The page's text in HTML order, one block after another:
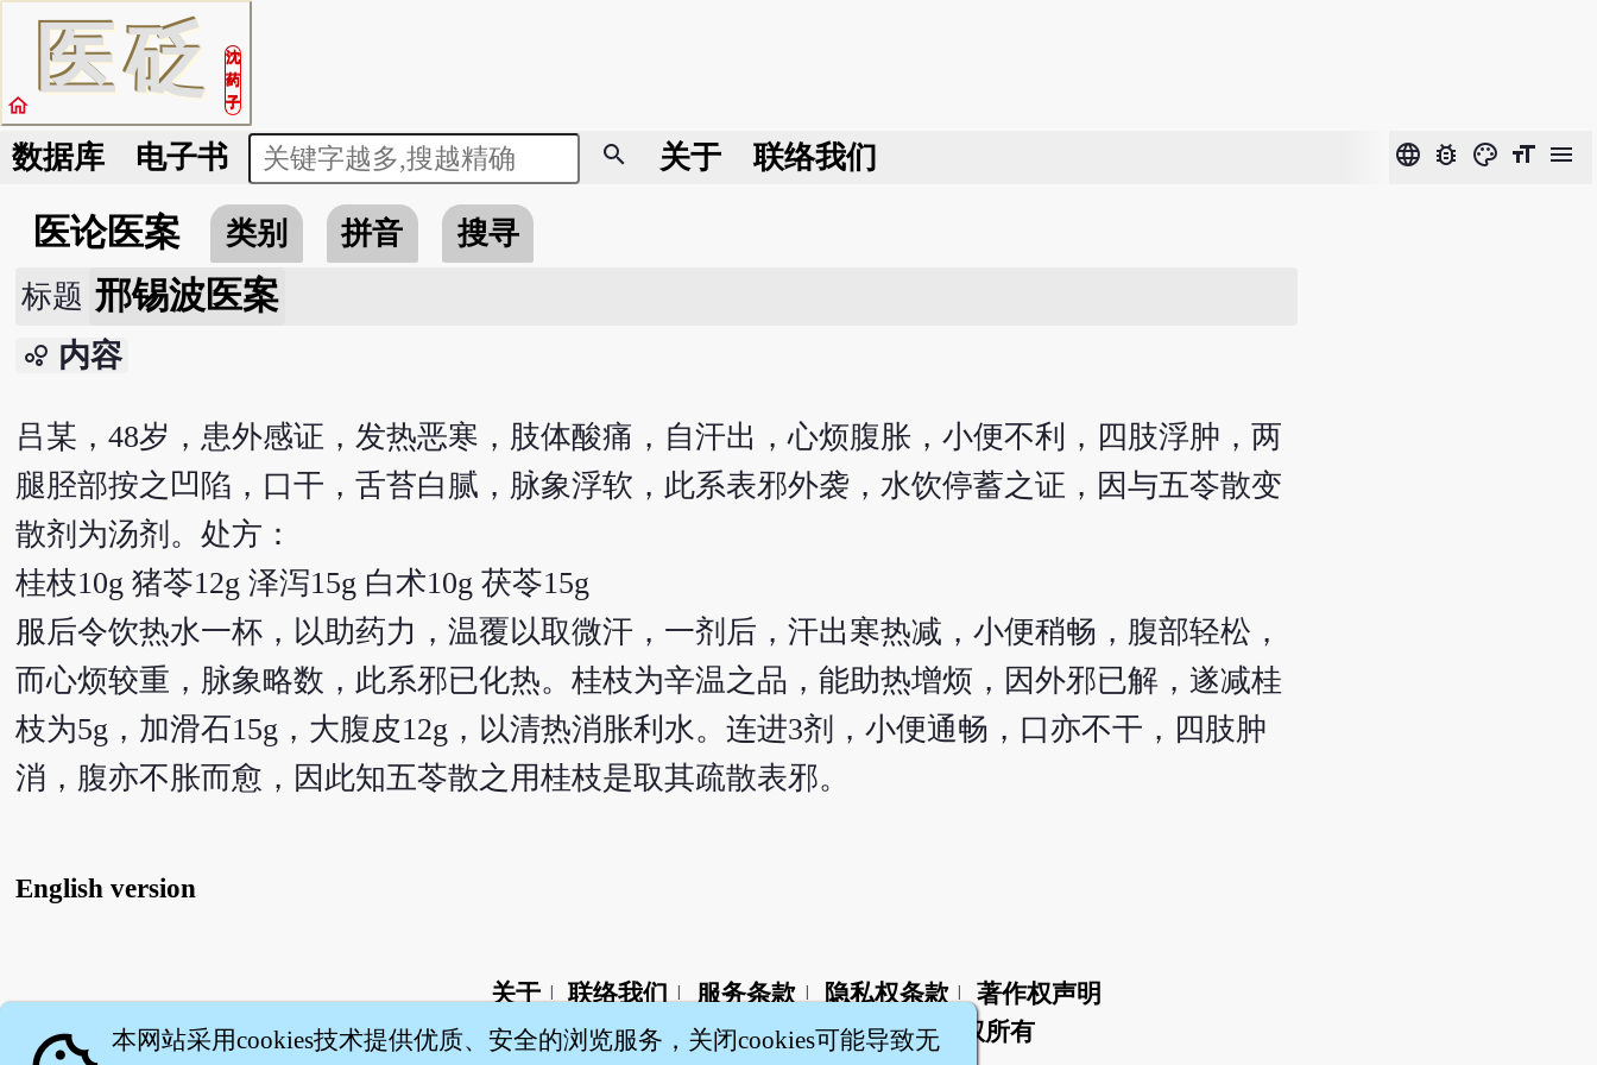
医砭
沈
药
子
home
数据库 电子书 search 关于 联络我们 language bug_report color_lens format_size menu
医论医案 类别 拼音
搜寻
标题 邢锡波医案
bubble_chart 内容
吕某，48岁，患外感证，发热恶寒，肢体酸痛，自汗出，心烦腹胀，小便不利，四肢浮肿，两
腿胫部按之凹陷，口干，舌苔白腻，脉象浮软，此系表邪外袭，水饮停蓄之证，因与五苓散变
散剂为汤剂。处方：
桂枝10g 猪苓12g 泽泻15g 白术10g 茯苓15g
服后令饮热水一杯，以助药力，温覆以取微汗，一剂后，汗出寒热减，小便稍畅，腹部轻松，
而心烦较重，脉象略数，此系邪已化热。桂枝为辛温之品，能助热增烦，因外邪已解，遂减桂
枝为5g，加滑石15g，大腹皮12g，以清热消胀利水。连进3剂，小便通畅，口亦不干，四肢肿
消，腹亦不胀而愈，因此知五苓散之用桂枝是取其疏散表邪。
English version
关于 | 联络我们 | 服务条款 | 隐私权条款 |
著作权声明
智橐·医砭 沈药子©2008～2026著作权所有
本网站采用cookies技术提供优质、安全的浏览服务，关闭cookies可能导致无